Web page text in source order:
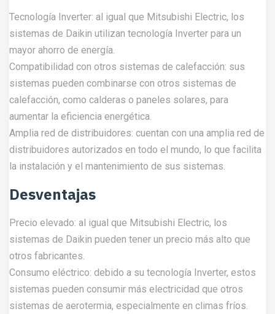
Tecnología Inverter: al igual que Mitsubishi Electric, los
sistemas de Daikin utilizan tecnología Inverter para un
mayor ahorro de energía.
Compatibilidad con otros sistemas de calefacción: sus
sistemas pueden combinarse con otros sistemas de
calefacción, como calderas o paneles solares, para
aumentar la eficiencia energética.
Amplia red de distribuidores: cuentan con una amplia red de
distribuidores autorizados en todo el mundo, lo que facilita
la instalación y el mantenimiento de sus sistemas.
Desventajas
Precio elevado: al igual que Mitsubishi Electric, los
sistemas de Daikin pueden tener un precio más alto que
otros fabricantes.
Consumo eléctrico: debido a su tecnología Inverter, estos
sistemas pueden consumir más electricidad que otros
sistemas de aerotermia, especialmente en climas fríos.